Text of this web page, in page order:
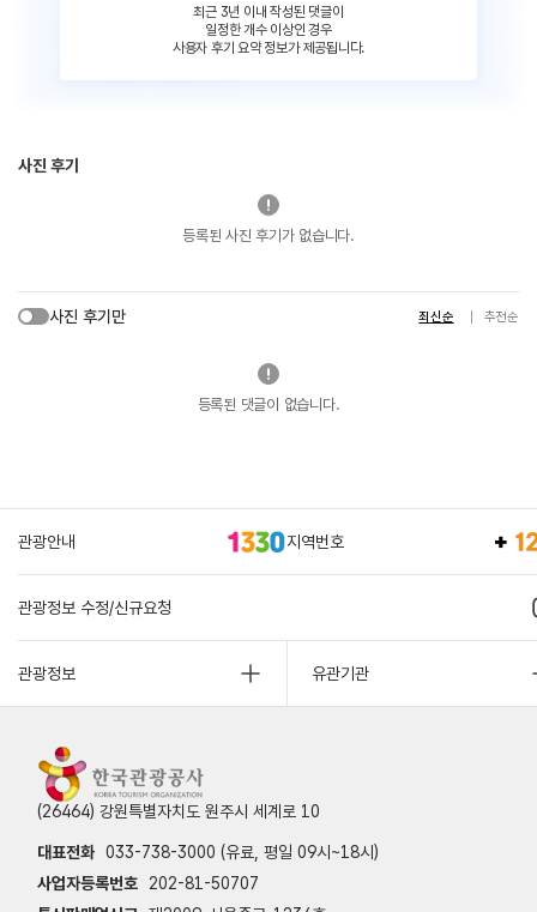
최근 3년 이내 작성된 댓글이
일정한 개수 이상인 경우
사용자 후기 요약 정보가 제공됩니다.
사진 후기
등록된 사진 후기가 없습니다.
사진 후기만 최신순 추천순
등록된 댓글이 없습니다.
관광안내 지역번호
관광정보 수정/신규요청
관광정보 유관기관
(26464) 강원특별자치도 원주시 세계로 10
대표전화 033-738-3000 (유료, 평일 09시~18시)
사업자등록번호
202-81-50707